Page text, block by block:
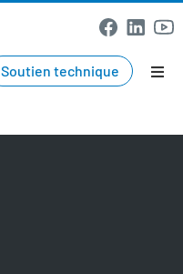
Soutien technique